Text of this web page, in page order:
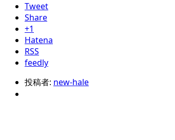
Tweet
Share
+1
Hatena
RSS
feedly
投稿者: new-hale